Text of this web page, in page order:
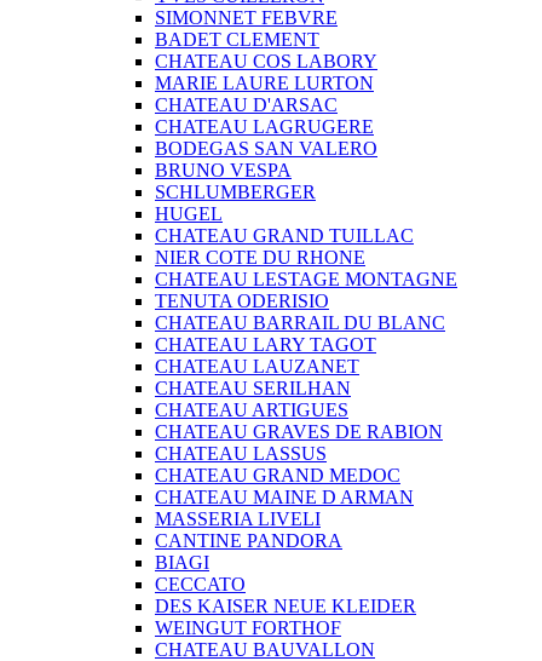
SIMONNET FEBVRE
BADET CLEMENT
CHATEAU COS LABORY
MARIE LAURE LURTON
CHATEAU D'ARSAC
CHATEAU LAGRUGERE
BODEGAS SAN VALERO
BRUNO VESPA
SCHLUMBERGER
HUGEL
CHATEAU GRAND TUILLAC
NIER COTE DU RHONE
CHATEAU LESTAGE MONTAGNE
TENUTA ODERISIO
CHATEAU BARRAIL DU BLANC
CHATEAU LARY TAGOT
CHATEAU LAUZANET
CHATEAU SERILHAN
CHATEAU ARTIGUES
CHATEAU GRAVES DE RABION
CHATEAU LASSUS
CHATEAU GRAND MEDOC
CHATEAU MAINE D ARMAN
MASSERIA LIVELI
CANTINE PANDORA
BIAGI
CECCATO
DES KAISER NEUE KLEIDER
WEINGUT FORTHOF
CHATEAU BAUVALLON